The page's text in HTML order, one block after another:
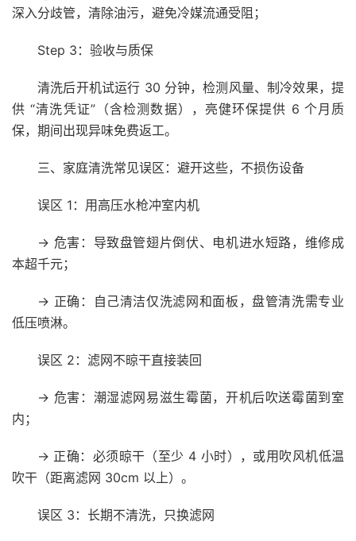
深入分歧管，清除油污，避免冷媒流通受阻；
Step 3：验收与质保
清洗后开机试运行 30 分钟，检测风量、制冷效果，提
供 “清洗凭证”（含检测数据），亮健环保提供 6 个月质
保，期间出现异味免费返工。
三、家庭清洗常见误区：避开这些，不损伤设备
误区 1：用高压水枪冲室内机
→ 危害：导致盘管翅片倒伏、电机进水短路，维修成
本超千元；
→ 正确：自己清洁仅洗滤网和面板，盘管清洗需专业
低压喷淋。
误区 2：滤网不晾干直接装回
→ 危害：潮湿滤网易滋生霉菌，开机后吹送霉菌到室
内；
→ 正确：必须晾干（至少 4 小时），或用吹风机低温
吹干（距离滤网 30cm 以上）。
误区 3：长期不清洗，只换滤网